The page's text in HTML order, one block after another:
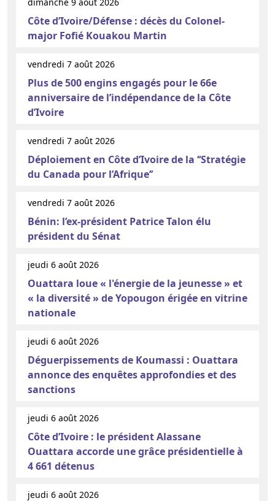
Côte d’Ivoire/Défense : décès du Colonel-
major Fofié Kouakou Martin
vendredi 7 août 2026
Plus de 500 engins engagés pour le 66e
anniversaire de l’indépendance de la Côte
d’Ivoire
vendredi 7 août 2026
Déploiement en Côte d’Ivoire de la ‘‘Stratégie
du Canada pour l’Afrique’’
vendredi 7 août 2026
Bénin: l’ex-président Patrice Talon élu
président du Sénat
jeudi 6 août 2026
Ouattara loue « l'énergie de la jeunesse » et
« la diversité » de Yopougon érigée en vitrine
nationale
jeudi 6 août 2026
Déguerpissements de Koumassi : Ouattara
annonce des enquêtes approfondies et des
sanctions
jeudi 6 août 2026
Côte d’Ivoire : le président Alassane
Ouattara accorde une grâce présidentielle à
4 661 détenus
jeudi 6 août 2026